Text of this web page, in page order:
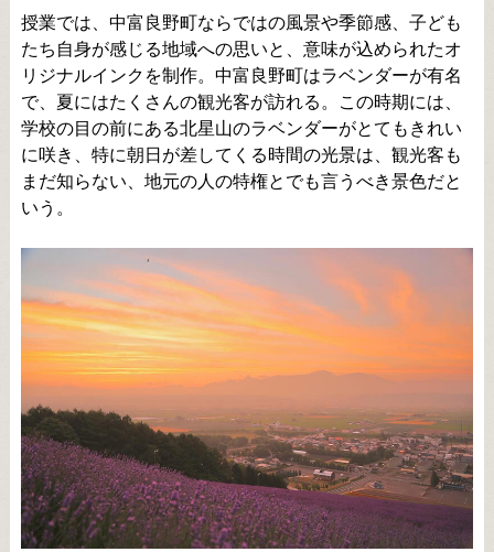
授業では、中富良野町ならではの風景や季節感、子ども
たち自身が感じる地域への思いと、意味が込められたオ
リジナルインクを制作。中富良野町はラベンダーが有名
で、夏にはたくさんの観光客が訪れる。この時期には、
学校の目の前にある北星山のラベンダーがとてもきれい
に咲き、特に朝日が差してくる時間の光景は、観光客も
まだ知らない、地元の人の特権とでも言うべき景色だと
いう。